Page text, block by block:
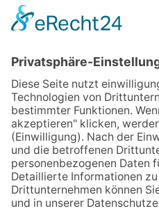
nevoLAB GmbH
Am Gehrenbach 8
DE 88167 Maierhöfen